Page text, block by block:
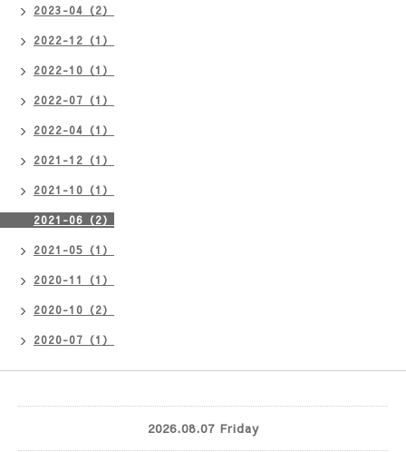
2023-04（2）
2022-12（1）
2022-10（1）
2022-07（1）
2022-04（1）
2021-12（1）
2021-10（1）
2021-06（2）
2021-05（1）
2020-11（1）
2020-10（2）
2020-07（1）
2026.08.07 Friday